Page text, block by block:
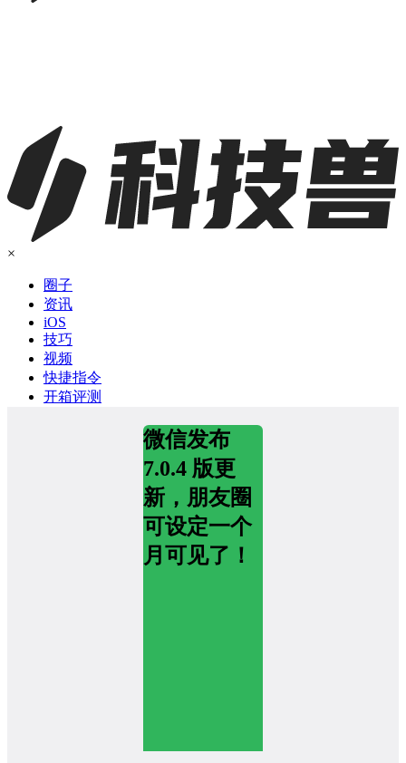
×
圈子
资讯
iOS
技巧
视频
快捷指令
开箱评测
微信发布
7.0.4 版更
新，朋友圈
可设定一个
月可见了！